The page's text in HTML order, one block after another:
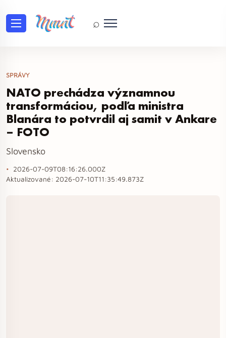
⌕
SPRÁVY
NATO prechádza významnou
transformáciou, podľa ministra
Blanára to potvrdil aj samit v Ankare
– FOTO
Slovensko
2026-07-09T08:16:26.000Z
Aktualizované: 2026-07-10T11:35:49.873Z